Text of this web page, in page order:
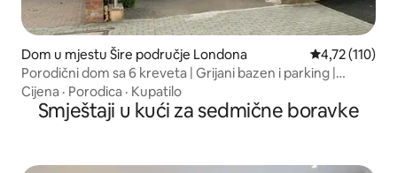
Dom u mjestu Šire područje Londona Prosječna
4,72 (110)
Porodični dom sa 6 kreveta | Grijani bazen i parking |
London
Cijena · Porodica · Kupatilo
Smještaji u kući za sedmične boravke